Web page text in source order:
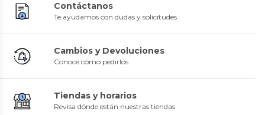
Contáctanos
Te ayudamos con dudas y solicitudes
Cambios y Devoluciones
Conoce cómo pedirlos
Tiendas y horarios
Revisa dónde están nuestras tiendas